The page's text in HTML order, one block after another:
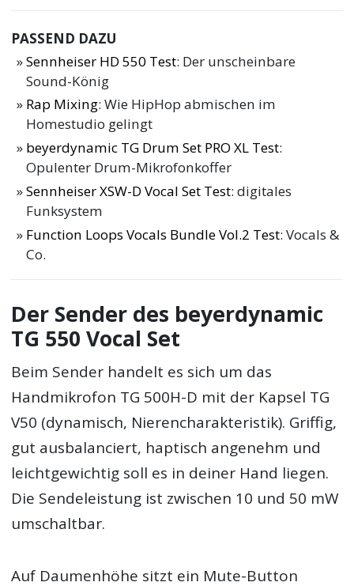
PASSEND DAZU
Sennheiser HD 550 Test: Der unscheinbare
Sound-König
Rap Mixing: Wie HipHop abmischen im
Homestudio gelingt
beyerdynamic TG Drum Set PRO XL Test:
Opulenter Drum-Mikrofonkoffer
Sennheiser XSW-D Vocal Set Test: digitales
Funksystem
Function Loops Vocals Bundle Vol.2 Test: Vocals &
Co.
Der Sender des beyerdynamic
TG 550 Vocal Set
Beim Sender handelt es sich um das
Handmikrofon TG 500H-D mit der Kapsel TG
V50 (dynamisch, Nierencharakteristik). Griffig,
gut ausbalanciert, haptisch angenehm und
leichtgewichtig soll es in deiner Hand liegen.
Die Sendeleistung ist zwischen 10 und 50 mW
umschaltbar.
Auf Daumenhöhe sitzt ein Mute-Button